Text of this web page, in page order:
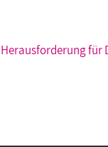
für